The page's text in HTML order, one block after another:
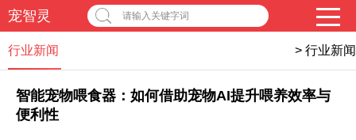
宠智灵 请输入关键字词
> 行业新闻
行业新闻
智能宠物喂食器：如何借助宠物AI提升喂养效率与
便利性